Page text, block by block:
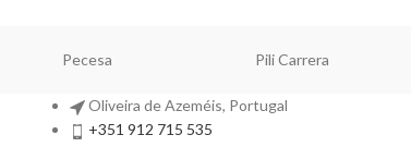
Pecesa Pili Carrera
Oliveira de Azeméis, Portugal
+351 912 715 535